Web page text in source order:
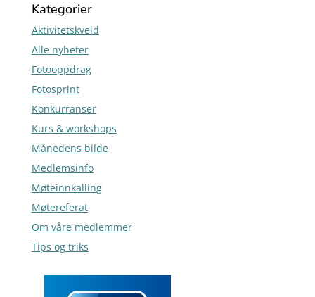
Kategorier
Aktivitetskveld
Alle nyheter
Fotooppdrag
Fotosprint
Konkurranser
Kurs & workshops
Månedens bilde
Medlemsinfo
Møteinnkalling
Møtereferat
Om våre medlemmer
Tips og triks